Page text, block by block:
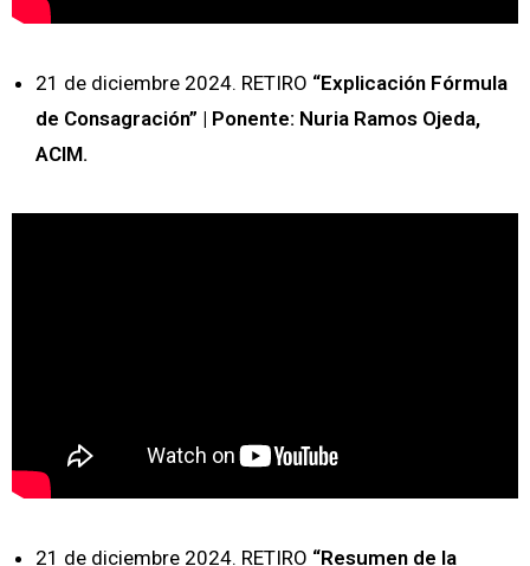
21 de diciembre 2024. RETIRO “Explicación Fórmula
de Consagración” | Ponente: Nuria Ramos Ojeda,
ACIM.
21 de diciembre 2024. RETIRO “Resumen de la